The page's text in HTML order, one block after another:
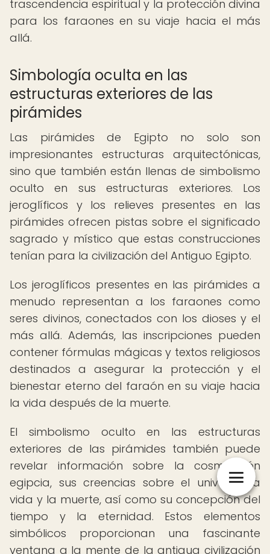
trascendencia espiritual y la protección divina
para los faraones en su viaje hacia el más
allá.
Simbología oculta en las
estructuras exteriores de las
pirámides
Las pirámides de Egipto no solo son
impresionantes estructuras arquitectónicas,
sino que también están llenas de simbolismo
oculto en sus estructuras exteriores. Los
jeroglíficos y los relieves presentes en las
pirámides ofrecen pistas sobre el significado
sagrado y místico que estas construcciones
tenían para la civilización del Antiguo Egipto.
Los jeroglíficos presentes en las pirámides a
menudo representan a los faraones como
seres divinos, conectados con los dioses y el
más allá. Además, las inscripciones pueden
contener fórmulas mágicas y textos religiosos
destinados a asegurar la protección y el
bienestar eterno del faraón en su viaje hacia
la vida después de la muerte.
El simbolismo oculto en las estructuras
exteriores de las pirámides también puede
revelar información sobre la cosmovisión
egipcia, sus creencias sobre el universo, la
vida y la muerte, así como su concepción del
tiempo y la eternidad. Estos elementos
simbólicos proporcionan una fascinante
ventana a la mente de la antigua civilización